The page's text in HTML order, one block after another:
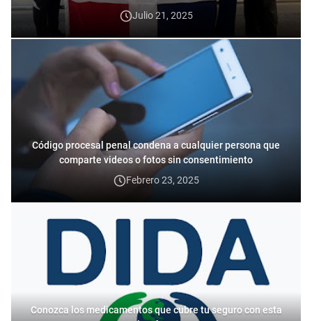
Julio 21, 2025
Código procesal penal condena a cualquier persona que
comparte videos o fotos sin consentimiento
Febrero 23, 2025
Conozca los medicamentos que cubre tu seguro con esta